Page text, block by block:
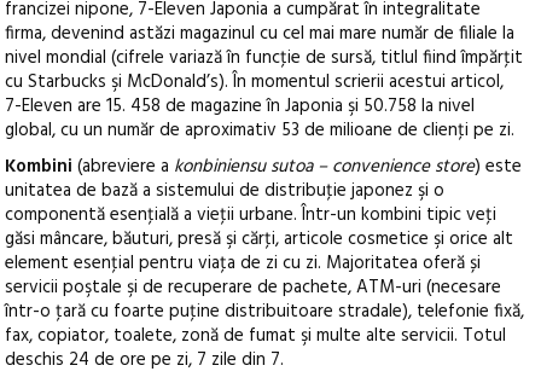
francizei nipone, 7-Eleven Japonia a cumpărat în integralitate
firma, devenind astăzi magazinul cu cel mai mare număr de filiale la
nivel mondial (cifrele variază în funcţie de sursă, titlul fiind împărţit
cu Starbucks şi McDonald’s). În momentul scrierii acestui articol,
7-Eleven are 15. 458 de magazine în Japonia şi 50.758 la nivel
global, cu un număr de aproximativ 53 de milioane de clienţi pe zi.
Kombini (abreviere a konbiniensu sutoa – convenience store) este
unitatea de bază a sistemului de distribuţie japonez şi o
componentă esenţială a vieţii urbane. Într-un kombini tipic veţi
găsi mâncare, băuturi, presă şi cărţi, articole cosmetice şi orice alt
element esenţial pentru viaţa de zi cu zi. Majoritatea oferă și
servicii poştale şi de recuperare de pachete, ATM-uri (necesare
într-o ţară cu foarte puţine distribuitoare stradale), telefonie fixă,
fax, copiator, toalete, zonă de fumat şi multe alte servicii. Totul
deschis 24 de ore pe zi, 7 zile din 7.